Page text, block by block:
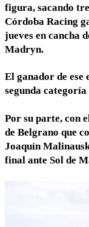
figura, sacando
Córdoba Racing
jueves en cancha
Madryn.
El ganador de
segunda
Por su parte, con
de Belgrano que
Joaquín
final ante Sol de